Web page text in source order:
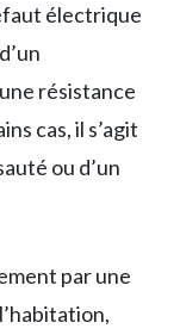
électrique
résistance
cas, il s’agit
ou d’un
par une